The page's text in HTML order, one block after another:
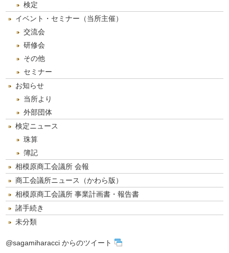
検定
イベント・セミナー（当所主催）
交流会
研修会
その他
セミナー
お知らせ
当所より
外部団体
検定ニュース
珠算
簿記
相模原商工会議所 会報
商工会議所ニュース（かわら版）
相模原商工会議所 事業計画書・報告書
諸手続き
未分類
@sagamiharacci からのツイート